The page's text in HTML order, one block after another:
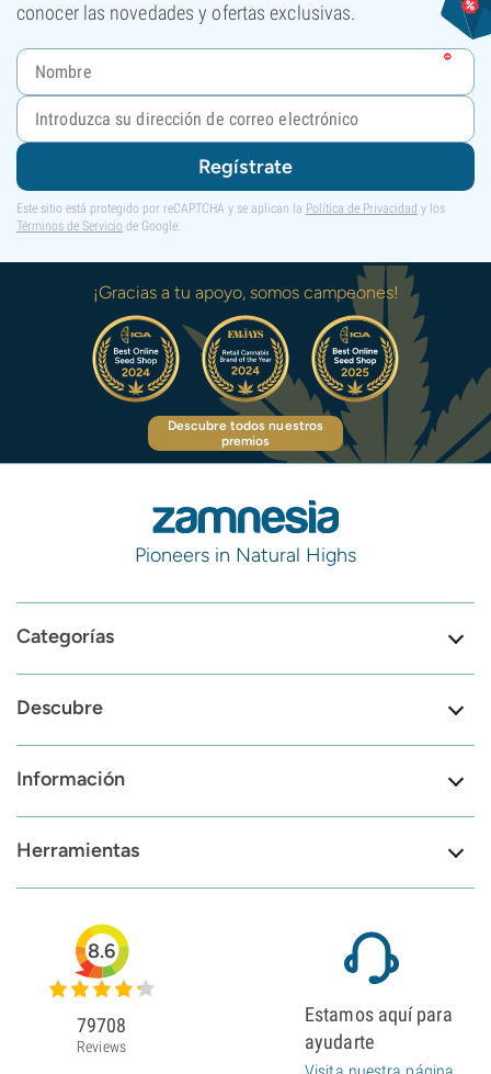
conocer las novedades y ofertas exclusivas.
Regístrate
Este sitio está protegido por reCAPTCHA y se aplican la Política de Privacidad y los
Términos de Servicio de Google.
¡Gracias a tu apoyo, somos campeones!
Descubre todos nuestros
premios
Pioneers in Natural Highs
Categorías
Descubre
Información
Herramientas
8.6
79708
Reviews
Estamos aquí para
ayudarte